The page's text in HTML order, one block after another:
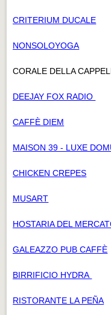
CRITERIUM DUCALE
NONSOLOYOGA
CORALE DELLA
DEEJAY FOX RADIO
CAFFÈ DIEM
MAISON 39 - LUXE
CHICKEN CREPES
MUSART
HOSTARIA DEL
GALEAZZO PUB CAFFÈ
BIRRIFICIO HYDRA
RISTORANTE LA PEÑA